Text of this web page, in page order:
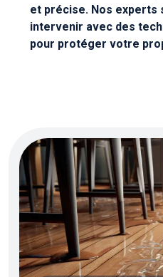
et précise. Nos experts
intervenir avec des
pour protéger votre